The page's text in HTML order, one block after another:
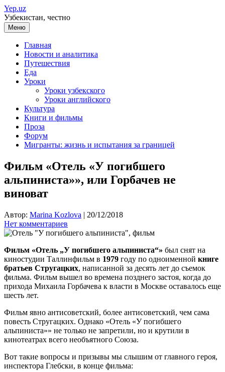
Перейти
к
содержимому
Yep.uz
Узбекистан, честно
Меню
Главная
Новости и аналитика
Путешествия
Еда
Уроки
Уроки узбекского
Уроки английского
Культура
Книги и фильмы
Проза
Форум
Мигранты: жизнь и испытания за границей
Фильм «Отель «У погибшего
альпиниста»», или Горбачев не
виноват
Автор: Marina Kozlova | 20/12/2018
Нет комментариев
Фильм «Отель „У погибшего альпиниста“» был снят на
киностудии Таллинфильм в 1979 году по одноименной книге
братьев Стругацких, написанной за десять лет до съемок
фильма. Фильм вышел во времена позднего застоя, когда до
прихода Михаила Горбачева к власти в Москве оставалось еще
шесть лет.
Фильм явно антисоветский, более антисоветский, чем сама
повесть Стругацких. Однако «Отель «У погибшего
альпиниста»» не только не запретили, но и крутили в
кинотеатрах всего необъятного Союза.
Вот такие вопросы и призывы мы слышим от главного героя,
инспектора Глебски, в конце фильма: